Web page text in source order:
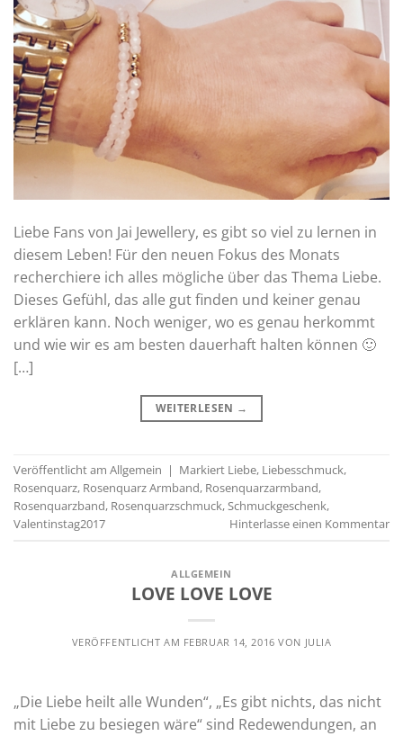
Liebe Fans von Jai Jewellery, es gibt so viel zu lernen in
diesem Leben! Für den neuen Fokus des Monats
recherchiere ich alles mögliche über das Thema Liebe.
Dieses Gefühl, das alle gut finden und keiner genau
erklären kann. Noch weniger, wo es genau herkommt
und wie wir es am besten dauerhaft halten können 🙂
[…]
WEITERLESEN →
Veröffentlicht am Allgemein | Markiert Liebe, Liebesschmuck,
Rosenquarz, Rosenquarz Armband, Rosenquarzarmband,
Rosenquarzband, Rosenquarzschmuck,Schmuckgeschenk,
Valentinstag2017
Hinterlasse einen Kommentar
ALLGEMEIN
LOVE LOVE LOVE
VERÖFFENTLICHT AM FEBRUAR 14, 2016 VON JULIA
„Die Liebe heilt alle Wunden“, „Es gibt nichts, das nicht
mit Liebe zu besiegen wäre“ sind Redewendungen, an